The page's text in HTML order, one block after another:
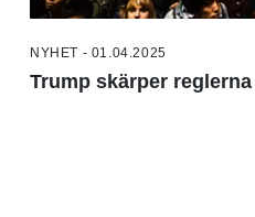
NYHET - 01.04.2025
Trump skärper